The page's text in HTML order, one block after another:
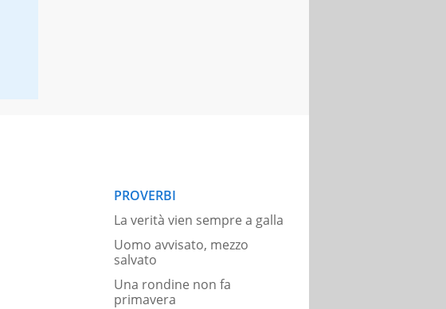
PROVERBI
La verità vien sempre a galla
Uomo avvisato, mezzo
salvato
Una rondine non fa
primavera